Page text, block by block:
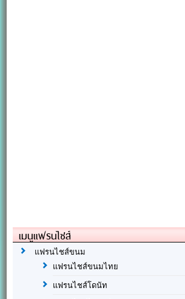
เมนูแฟรนไชส์
แฟรนไชส์ขนม
แฟรนไชส์ขนมไทย
แฟรนไชส์โดนัท